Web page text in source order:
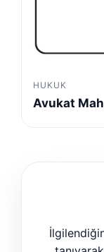
HUKUK
Avukat